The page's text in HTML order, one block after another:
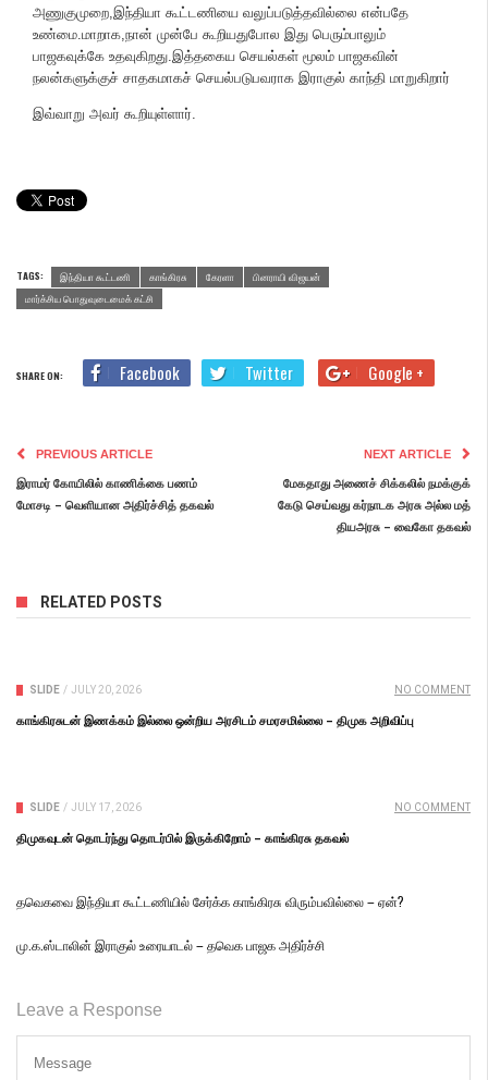
அணுகுமுறை,இந்தியா கூட்டணியை வலுப்படுத்தவில்லை என்பதே
உண்மை.மாறாக,நான் முன்பே கூறியதுபோல இது பெரும்பாலும்
பாஜகவுக்கே உதவுகிறது.இத்தகைய செயல்கள் மூலம் பாஜகவின்
நலன்களுக்குச் சாதகமாகச் செயல்படுபவராக இராகுல் காந்தி மாறுகிறார்
இவ்வாறு அவர் கூறியுள்ளார்.
TAGS: இந்தியா கூட்டணி காங்கிரசு கேரளா
பினராயி விஜயன்
மார்க்சிய பொதுவுடைமைக் கட்சி
SHARE ON: Facebook Twitter Google +
PREVIOUS ARTICLE
இராமர் கோயிலில் காணிக்கை பணம்
மோசடி – வெளியான அதிர்ச்சித் தகவல்
NEXT ARTICLE
மேகதாது அணைச் சிக்கலில் நமக்குக்
கேடு செய்வது கர்​நாடக அரசு அல்ல மத்​
தியஅரசு – வைகோ தகவல்
RELATED POSTS
SLIDE / JULY 20, 2026 NO COMMENT
காங்கிரசுடன் இணக்கம் இல்லை ஒன்றிய அரசிடம் சமரசமில்லை – திமுக அறிவிப்பு
SLIDE / JULY 17, 2026 NO COMMENT
திமுகவுடன் தொடர்ந்து தொடர்பில் இருக்கிறோம் – காங்கிரசு தகவல்
தவெகவை இந்தியா கூட்டணியில் சேர்க்க காங்கிரசு விரும்பவில்லை – ஏன்?
மு.க.ஸ்டாலின் இராகுல் உரையாடல் – தவெக பாஜக அதிர்ச்சி
Leave a Response